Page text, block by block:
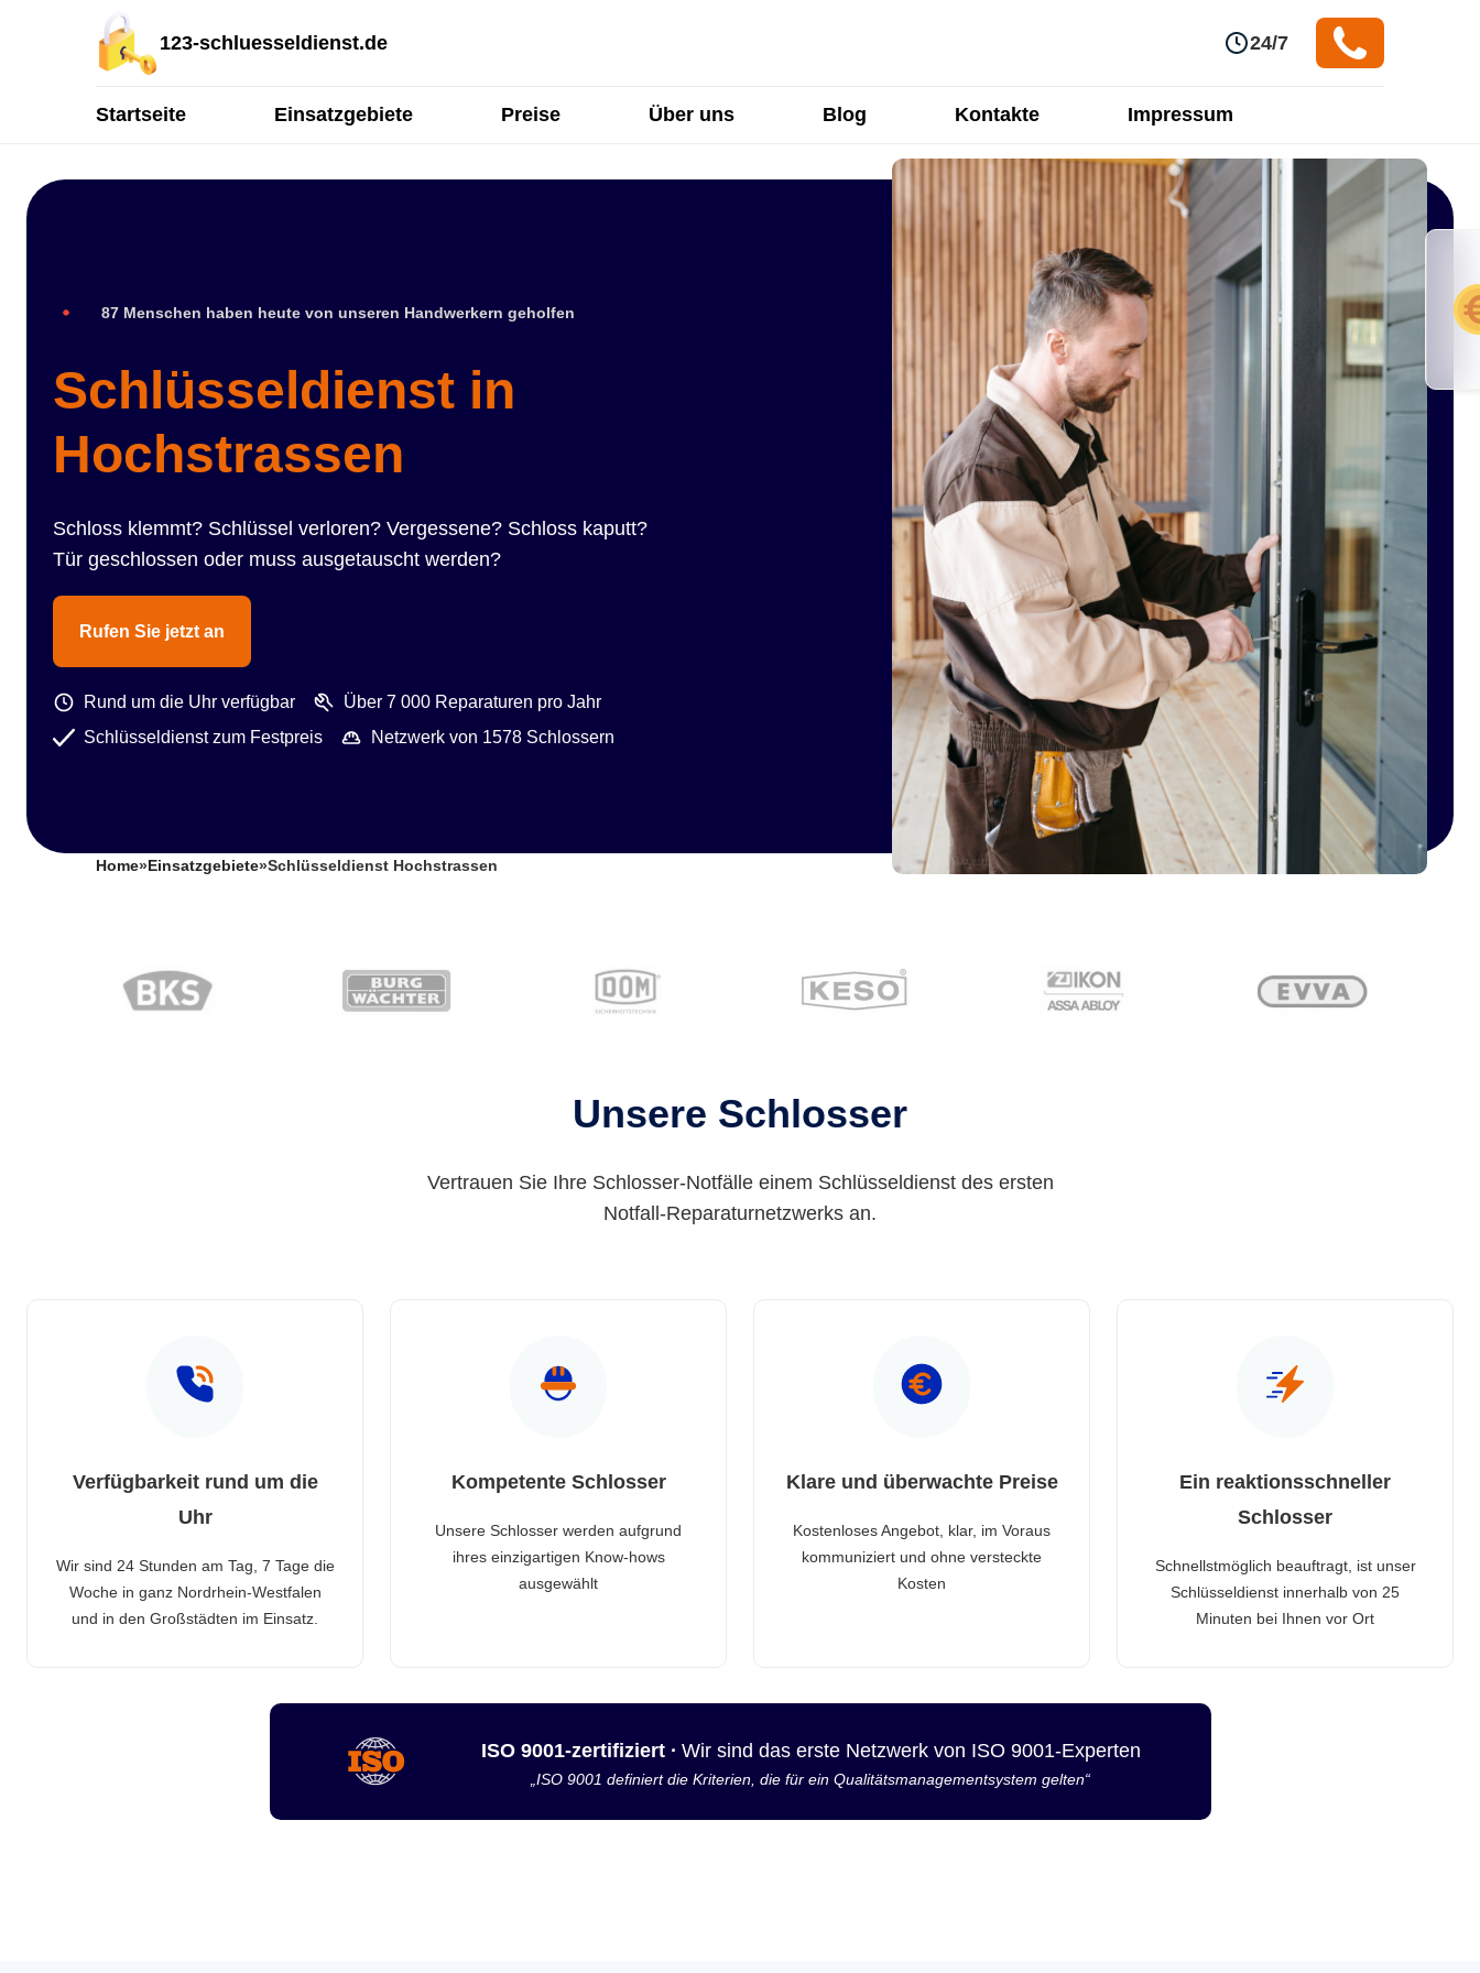
123-schluesseldienst.de 24/7
Startseite Einsatzgebiete Preise Über uns Blog Kontakte Impressum
87 Menschen haben heute von unseren Handwerkern geholfen
Schlüsseldienst in
Hochstrassen
Schloss klemmt? Schlüssel verloren? Vergessene? Schloss kaputt?
Tür geschlossen oder muss ausgetauscht werden?
Rufen Sie jetzt an
Rund um die Uhr verfügbar
Über 7 000 Reparaturen pro Jahr
Schlüsseldienst zum Festpreis
Netzwerk von 1578 Schlossern
Home» Einsatzgebiete»Schlüsseldienst Hochstrassen
Unsere Schlosser
Vertrauen Sie Ihre Schlosser-Notfälle einem Schlüsseldienst des ersten
Notfall-Reparaturnetzwerks an.
Verfügbarkeit rund um die
Uhr
Wir sind 24 Stunden am Tag, 7 Tage die
Woche in ganz Nordrhein-Westfalen
und in den Großstädten im Einsatz.
Kompetente Schlosser
Unsere Schlosser werden aufgrund
ihres einzigartigen Know-hows
ausgewählt
Klare und überwachte Preise
Kostenloses Angebot, klar, im Voraus
kommuniziert und ohne versteckte
Kosten
Ein reaktionsschneller
Schlosser
Schnellstmöglich beauftragt, ist unser
Schlüsseldienst innerhalb von 25
Minuten bei Ihnen vor Ort
ISO 9001-zertifiziert · Wir sind das erste Netzwerk von ISO 9001-Experten
„ISO 9001 definiert die Kriterien, die für ein Qualitätsmanagementsystem gelten“